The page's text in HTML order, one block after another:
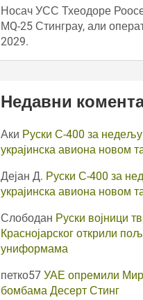
Носач УСС Тхеодоре
МQ-25 Стинграy, али
2029.
Недавни
Аки Руски С-400 за
украјинска авиона новом
Дејан Д. Руски С-400 за
украјинска авиона новом
Слободан Руски војници
Краснојарског открили
униформама
петко57 УАЕ опремили
бомбама Десерт Стинг